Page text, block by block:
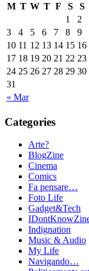
M T W T F S S
« Mar
1
2
3
4 5 6 7 8
9
10 11 12 13 14 15 16
17 18 19 20 21 22 23
24 25 26 27 28 29 30
31
Categories
Arte?
BlogZine
Cinema
Comics
Fa pensare…
Foto Life
Gadget&Tech
Indignation
Music & Audio
My Life
Navigando…